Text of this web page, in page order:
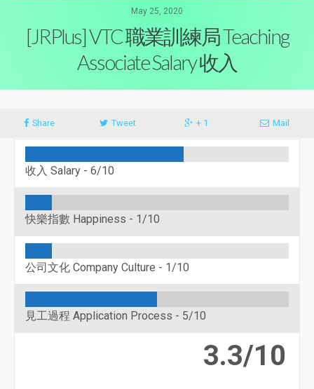
May 25, 2020
[JRPlus] VTC 職業訓練局 Teaching
Associate Salary 收入
Share Tweet + 1 Mail
收入 Salary - 6/10
快樂指數 Happiness - 1/10
公司文化 Company Culture - 1/10
見工過程 Application Process - 5/10
3.3/10